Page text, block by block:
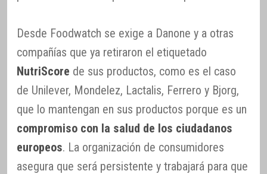
Desde Foodwatch se exige a Danone y a otras
compañías que ya retiraron el etiquetado
NutriScore de sus productos, como es el caso
de Unilever, Mondelez, Lactalis, Ferrero y Bjorg,
que lo mantengan en sus productos porque es un
compromiso con la salud de los ciudadanos
europeos. La organización de consumidores
asegura que será persistente y trabajará para que